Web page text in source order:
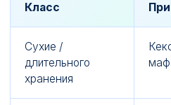
Класс
Сухие /
длительного
хранения